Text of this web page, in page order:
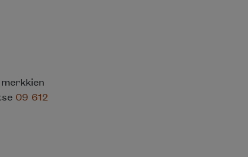
09 612